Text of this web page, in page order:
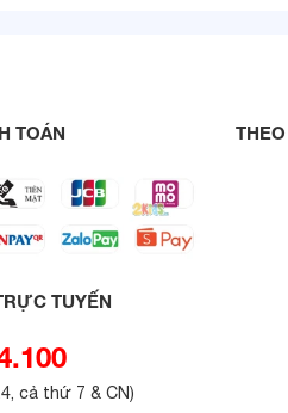
TOÁN
TUYẾN
cả thứ 7 & CN)